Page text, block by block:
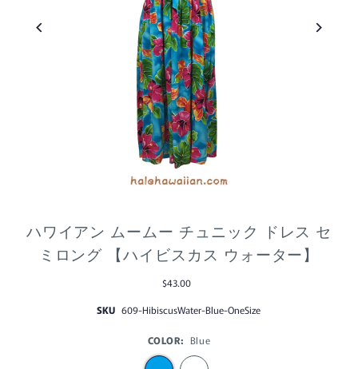
ハワイアン ムームー チュニック ドレス セ
ミロング 【ハイビスカス ウォーター】
$43.00
SKU 609-HibiscusWater-Blue-OneSize
COLOR: Blue